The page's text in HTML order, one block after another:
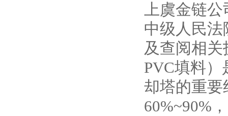
上虞金链公
中级人民
及查阅相
PVC填料
却塔的重要
60%~90%